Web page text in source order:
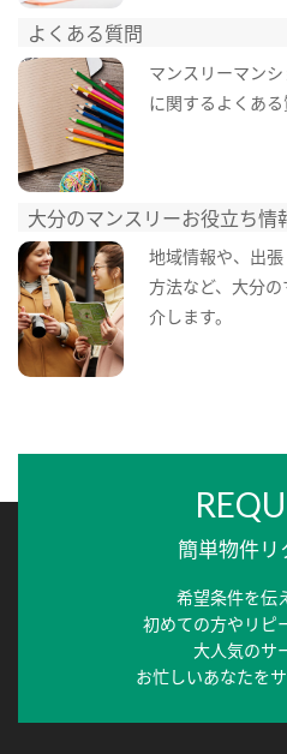
よくある質問
マンスリーマン
に関するよくある
大分のマンスリーお役立ち情
地域情報や、出
方法など、大分
介します。
簡単物件リ
希望条件を伝
初めての方やリピ
大人気のサ
お忙しいあなたを